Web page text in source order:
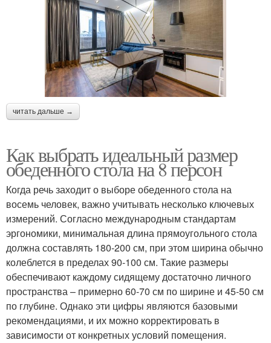
читать дальше →
Как выбрать идеальный размер
обеденного стола на 8 персон
Когда речь заходит о выборе обеденного стола на
восемь человек, важно учитывать несколько ключевых
измерений. Согласно международным стандартам
эргономики, минимальная длина прямоугольного стола
должна составлять 180-200 см, при этом ширина обычно
колеблется в пределах 90-100 см. Такие размеры
обеспечивают каждому сидящему достаточно личного
пространства – примерно 60-70 см по ширине и 45-50 см
по глубине. Однако эти цифры являются базовыми
рекомендациями, и их можно корректировать в
зависимости от конкретных условий помещения.